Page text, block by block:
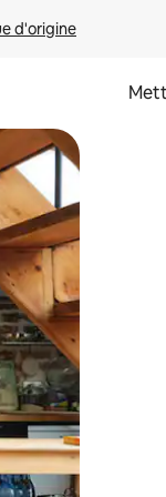
d'origine
glisser.